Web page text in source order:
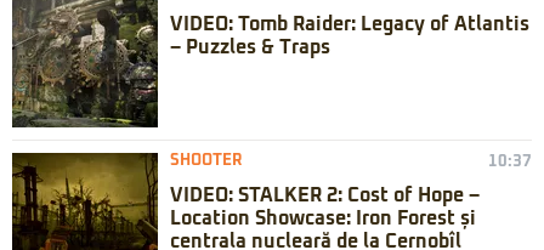
VIDEO: Tomb Raider: Legacy of Atlantis
– Puzzles & Traps
SHOOTER 10:37
VIDEO: STALKER 2: Cost of Hope –
Location Showcase: Iron Forest și
centrala nucleară de la Cernobîl